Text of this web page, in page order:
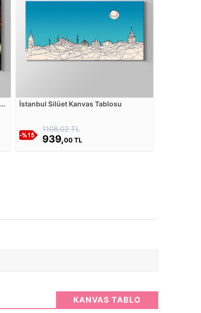
İstanbul Silüet Kanvas Tablosu
1108,02 TL
939,00 TL
KANVAS TABLO